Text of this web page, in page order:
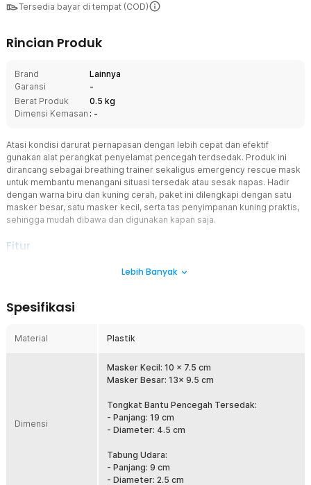
Tersedia bayar di tempat (COD)
Rincian Produk
Brand
Lainnya
Garansi
-
Berat Produk
0.5 kg
Dimensi Kemasan : -
Atasi kondisi darurat pernapasan dengan lebih cepat dan efektif
gunakan alat perangkat penyelamat pencegah terdsedak. Produk ini
dirancang sebagai breathing trainer sekaligus emergency rescue mask
untuk membantu menangani situasi tersedak atau sesak napas. Hadir
dengan warna biru dan kuning cerah, paket ini dilengkapi dengan satu
masker besar, satu masker kecil, serta tas penyimpanan kuning praktis,
sehingga mudah dibawa dan digunakan kapan saja.
Fitur
Hisapan Kuat dengan Desain Pegas
teratasi. Bahkan saat digunakan sendiri, kekuatan hisap tetap stabil
dilakukan lebih cepat tanpa harus menunggu bantuan medis datang.
Tersedia dalam ukuran besar dan kecil untuk menyesuaikan
kebutuhan pengguna, baik anak-anak maupun orang dewasa.
keadaan darurat. Masker juga dirancang agar nyaman menempel di
wajah sehingga tidak mudah bocor saat digunakan.
Selain berfungsi sebagai alat penyelamat saat tersedak, produk ini
juga dapat digunakan sebagai breathing trainer untuk melatih
pernapasan. Fungsinya ganda, membuatnya berguna tidak hanya
Lebih Banyak
Spesifikasi
Material Plastik
Dimensi
Masker Kecil: 10 x 7.5 cm
Masker Besar: 13x 9.5 cm
Tongkat Bantu Pencegah Tersedak:
- Panjang: 19 cm
- Diameter: 4.5 cm
Tabung Udara:
- Panjang: 9 cm
- Diameter: 2.5 cm